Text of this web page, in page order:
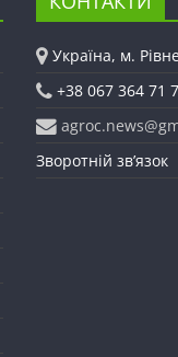
Україна, м.
+38 067 364 71
Зворотній зв’язок